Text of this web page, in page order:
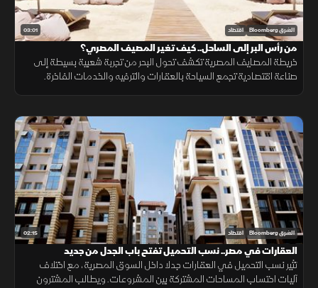
03:01 الشرق Bloomberg اقتصاد
من رأس البر إلى الساحل.. كيف تغير المصيف المصري؟
خريطة المصايف المصرية تكشف تحول البحر من تجربة شعبية بسيطة إلى
صناعة اقتصادية تجمع السياحة بالعقارات والترفيه والخدمات الفاخرة.
02:15 الشرق Bloomberg اقتصاد
العقارات في مصر.. نسب التحميل تفتح باب الجدل من جديد
تثير نسب التحميل في العقارات جدلا داخل السوق المصرية، مع اختلاف
آليات احتساب المساحات المشتركة بين المشروعات. ويطالب المشترون